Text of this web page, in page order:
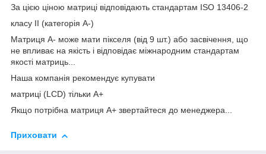
За цією ціною матриці відповідають стандартам ISO 13406-2
класу II (категорія А-)
Матриця А- може мати пікселя (від 9 шт.) або засвічення, що
не впливає на якість і відповідає міжнародним стандартам
якості матриць...
Наша компанія рекомендує купувати
матриці (LCD) тільки А+
Якщо потрібна матриця А+ звертайтеся до менеджера...
Приховати